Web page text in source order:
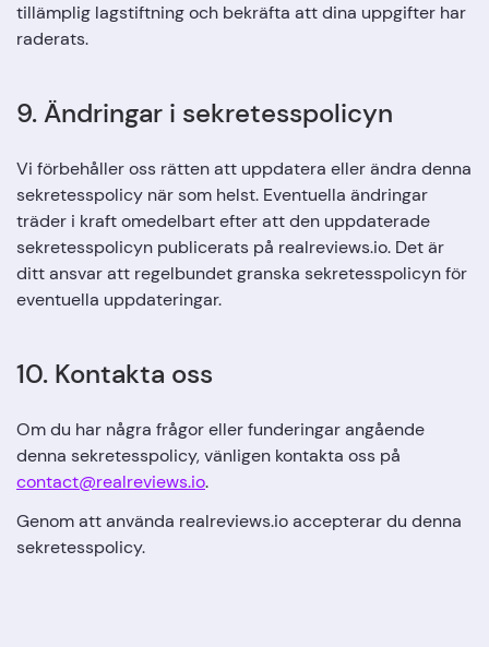
tillämplig lagstiftning och bekräfta att dina uppgifter har
raderats.
9. Ändringar i sekretesspolicyn
Vi förbehåller oss rätten att uppdatera eller ändra denna
sekretesspolicy när som helst. Eventuella ändringar
träder i kraft omedelbart efter att den uppdaterade
sekretesspolicyn publicerats på realreviews.io. Det är
ditt ansvar att regelbundet granska sekretesspolicyn för
eventuella uppdateringar.
10. Kontakta oss
Om du har några frågor eller funderingar angående
denna sekretesspolicy, vänligen kontakta oss på
contact@realreviews.io.
Genom att använda realreviews.io accepterar du denna
sekretesspolicy.